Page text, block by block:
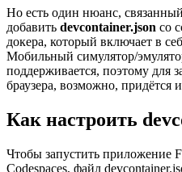
Но есть один нюанс,
добавить devcontainer.json со
докера, который включает в
Мобильный симулятор/
поддерживается, поэтому для
браузера, возможно, придётся
Как настроить
Чтобы запустить приложение
Codespaces, файл